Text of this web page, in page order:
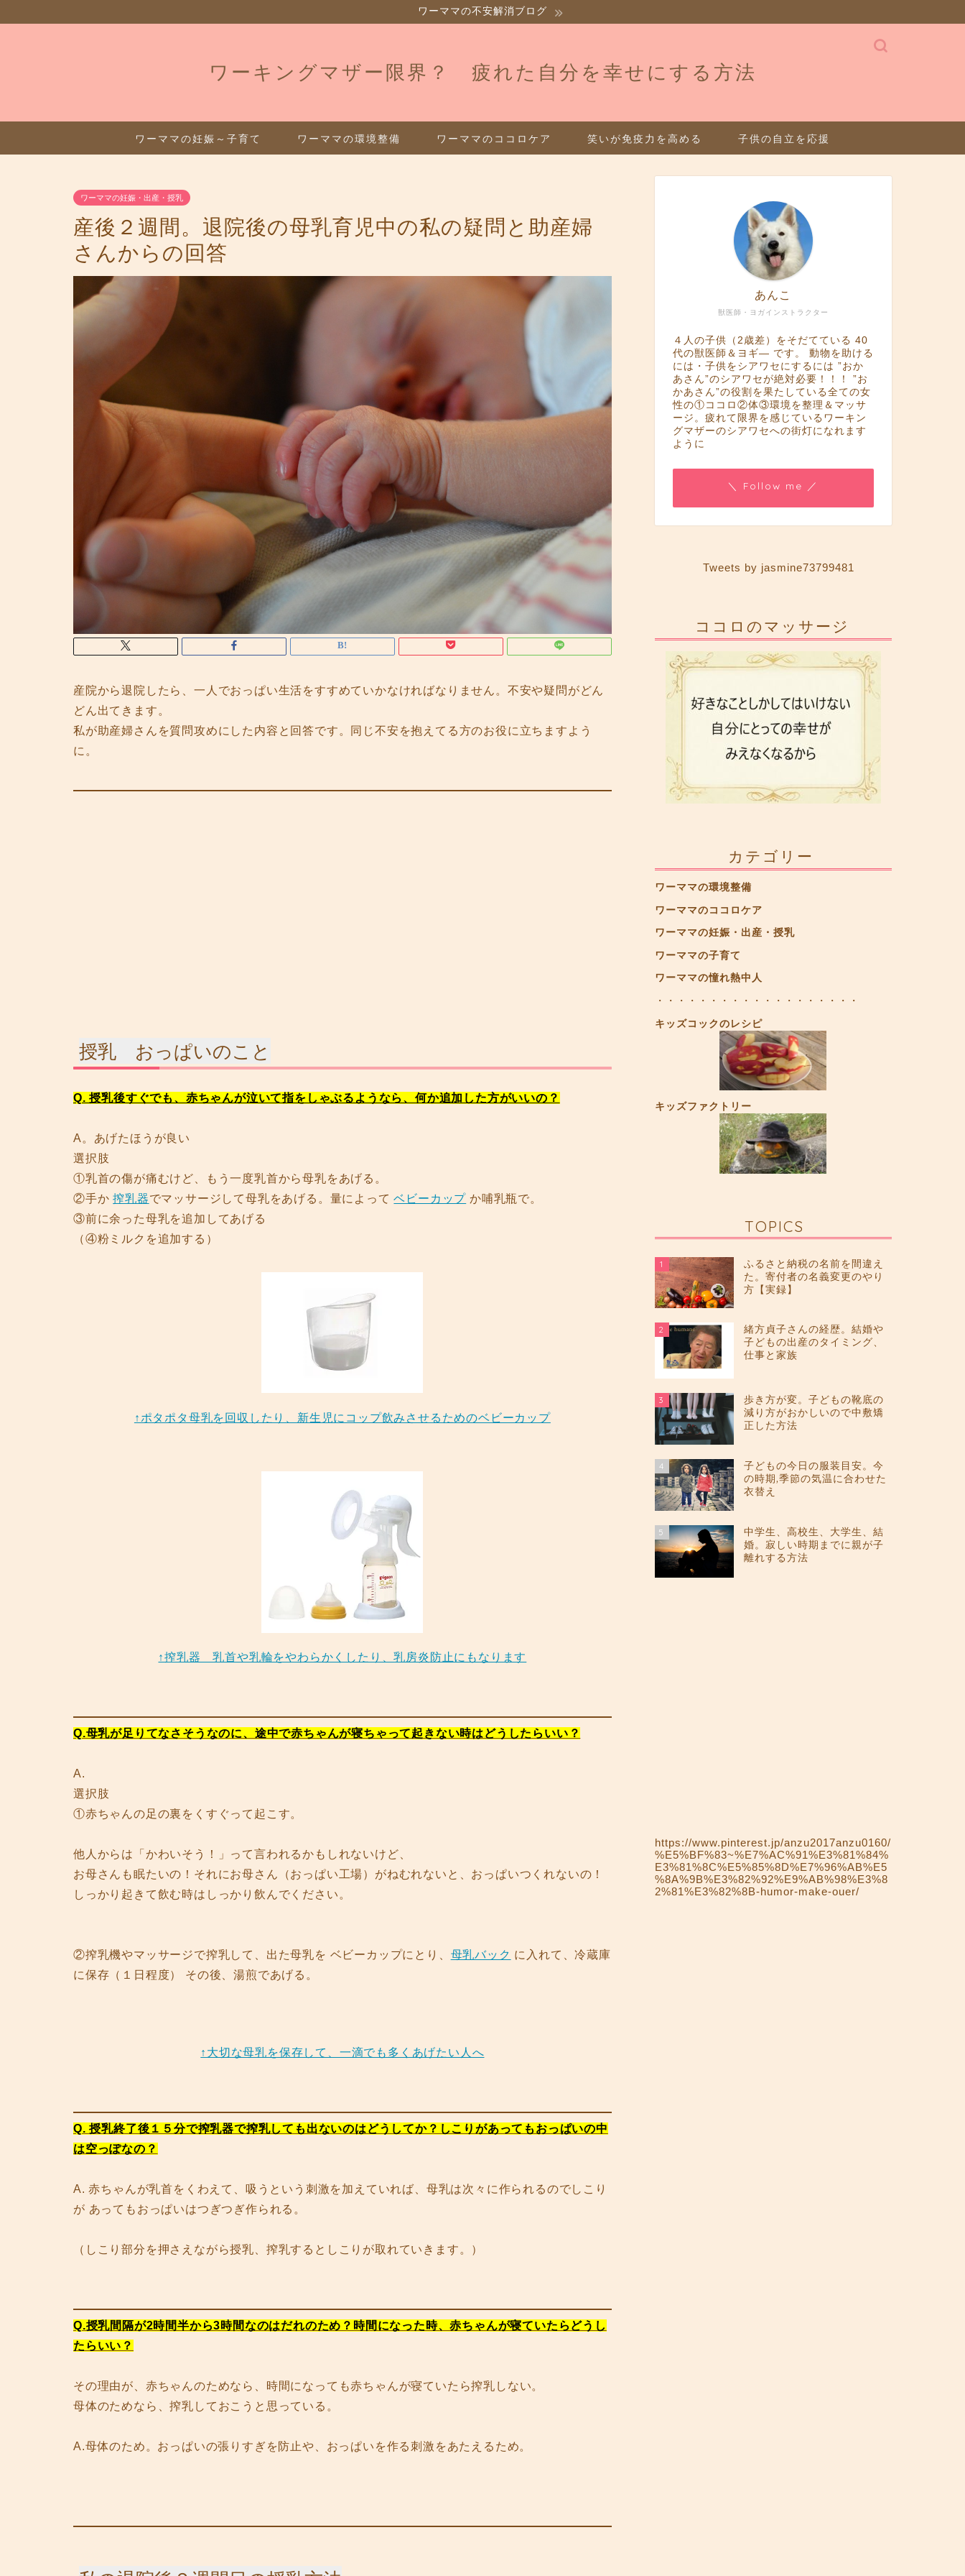
ワーママの不安解消ブログ
ワーキングマザー限界？ 疲れた自分を幸せにする方法
ワーママの妊娠～子育て ワーママの環境整備 ワーママのココロケア 笑いが免疫力を高める 子供の自立を応援
ワーママの妊娠・出産・授乳
産後２週間。退院後の母乳育児中の私の疑問と助産婦
さんからの回答
産院から退院したら、一人でおっぱい生活をすすめていかなければなりません。不安や疑問がどん
どん出てきます。
私が助産婦さんを質問攻めにした内容と回答です。同じ不安を抱えてる方のお役に立ちますよう
に。
授乳 おっぱいのこと
Q. 授乳後すぐでも、赤ちゃんが泣いて指をしゃぶるようなら、何か追加した方がいいの？
A。あげたほうが良い
選択肢
①乳首の傷が痛むけど、もう一度乳首から母乳をあげる。
②手か搾乳器でマッサージして母乳をあげる。量によってベビーカップ か哺乳瓶で。
③前に余った母乳を追加してあげる
（④粉ミルクを追加する）
↑ポタポタ母乳を回収したり、新生児にコップ飲みさせるためのベビーカップ
↑搾乳器 乳首や乳輪をやわらかくしたり、乳房炎防止にもなります
Q.母乳が足りてなさそうなのに、途中で赤ちゃんが寝ちゃって起きない時はどうしたらいい？
A.
選択肢
①赤ちゃんの足の裏をくすぐって起こす。
他人からは「かわいそう！」って言われるかもしれないけど、
お母さんも眠たいの！それにお母さん（おっぱい工場）がねむれないと、おっぱいつくれないの！
しっかり起きて飲む時はしっかり飲んでください。
②搾乳機やマッサージで搾乳して、出た母乳を ベビーカップにとり、 母乳バック に入れて、冷蔵庫
に保存（１日程度） その後、湯煎であげる。
↑大切な母乳を保存して、一滴でも多くあげたい人へ
Q. 授乳終了後１５分で搾乳器で搾乳しても出ないのはどうしてか？しこりがあってもおっぱいの中
は空っぽなの？
A. 赤ちゃんが乳首をくわえて、吸うという刺激を加えていれば、母乳は次々に作られるのでしこり
が あってもおっぱいはつぎつぎ作られる。
（しこり部分を押さえながら授乳、搾乳するとしこりが取れていきます。）
Q.授乳間隔が2時間半から3時間なのはだれのため？時間になった時、赤ちゃんが寝ていたらどうし
たらいい？
その理由が、赤ちゃんのためなら、時間になっても赤ちゃんが寝ていたら搾乳しない。
母体のためなら、搾乳しておこうと思っている。
A.母体のため。おっぱいの張りすぎを防止や、おっぱいを作る刺激をあたえるため。
獣医師・ヨガインストラクター
あんこ
４人の子供（2歳差）をそだてている 40
代の獣医師＆ヨギ― です。 動物を助ける
には・子供をシアワセにするには ”おか
あさん”のシアワセが絶対必要！！！ ”お
かあさん”の役割を果たしている全ての女
性の①ココロ②体③環境を整理＆マッサ
ージ。疲れて限界を感じているワーキン
グマザーのシアワセへの街灯になれます
ように
＼ Follow me ／
Tweets by jasmine73799481
ココロのマッサージ
カテゴリー
ワーママの環境整備
ワーママのココロケア
ワーママの妊娠・出産・授乳
ワーママの子育て
ワーママの憧れ熱中人
・・・・・・・・・・・・・・・・・・・
キッズコックのレシピ
キッズファクトリー
TOPICS
1
ふるさと納税の名前を間違え
た。寄付者の名義変更のやり
方【実録】
2
緒方貞子さんの経歴。結婚や
子どもの出産のタイミング、
仕事と家族
3
歩き方が変。子どもの靴底の
減り方がおかしいので中敷矯
正した方法
4
子どもの今日の服装目安。今
の時期,季節の気温に合わせた
衣替え
5
中学生、高校生、大学生、結
婚。寂しい時期までに親が子
離れする方法
https://www.pinterest.jp/anzu2017anzu0160/
%E5%BF%83~%E7%AC%91%E3%81%84%
E3%81%8C%E5%85%8D%E7%96%AB%E5
%8A%9B%E3%82%92%E9%AB%98%E3%8
2%81%E3%82%8B-humor-make-ouer/